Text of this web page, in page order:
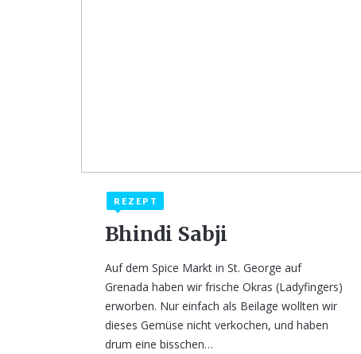
REZEPT
Bhindi Sabji
Auf dem Spice Markt in St. George auf
Grenada haben wir frische Okras (Ladyfingers)
erworben. Nur einfach als Beilage wollten wir
dieses Gemüse nicht verkochen, und haben
drum eine bisschen…